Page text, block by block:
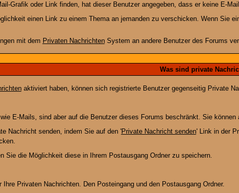
Grafik oder Link finden, hat dieser Benutzer angegeben, dass er keine E-
einen Link zu einem Thema an jemanden zu verschicken. Wenn Sie
mit dem Privaten NachrichtenSystem an andere Benutzer des Forums
Was sind private
aktiviert haben, können sich registrierte Benutzer gegenseitig Private
E-Mails, sind aber auf die Benutzer dieses Forums beschränkt. Sie
Nachricht senden, indem Sie auf den 'Private Nachricht senden' Link in der
Sie die Möglichkeit diese in Ihrem Postausgang Ordner zu speichern.
Privaten Nachrichten. Den Posteingang und den Postausgang Ordner.